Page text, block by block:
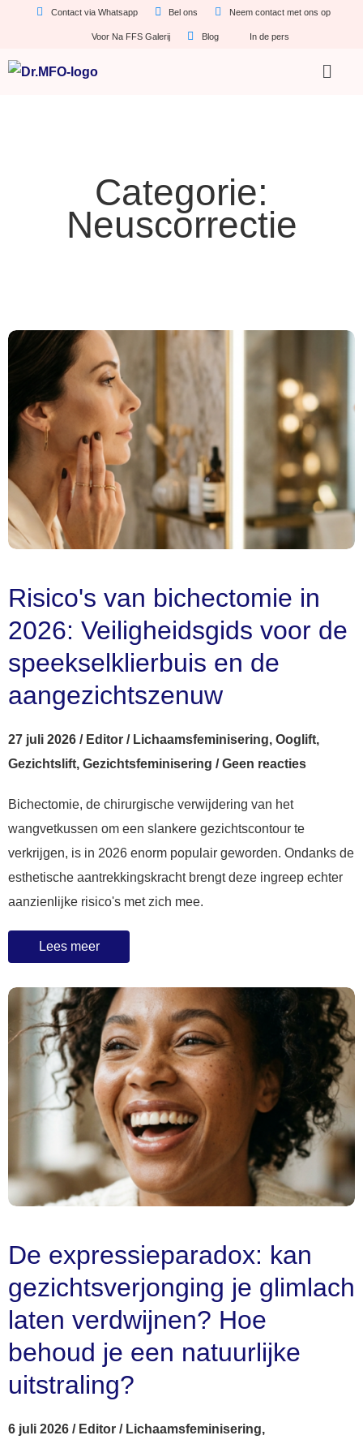
Contact via Whatsapp Bel ons Neem contact met ons op
Voor Na FFS Galerij Blog In de pers
Categorie:
Neuscorrectie
Risico's van bichectomie in
2026: Veiligheidsgids voor de
speekselklierbuis en de
aangezichtszenuw
27 juli 2026 / Editor / Lichaamsfeminisering, Ooglift,
Gezichtslift, Gezichtsfeminisering / Geen reacties
Bichectomie, de chirurgische verwijdering van het
wangvetkussen om een slankere gezichtscontour te
verkrijgen, is in 2026 enorm populair geworden. Ondanks de
esthetische aantrekkingskracht brengt deze ingreep echter
aanzienlijke risico's met zich mee.
Lees meer
De expressieparadox: kan
gezichtsverjonging je glimlach
laten verdwijnen? Hoe
behoud je een natuurlijke
uitstraling?
6 juli 2026 / Editor / Lichaamsfeminisering,